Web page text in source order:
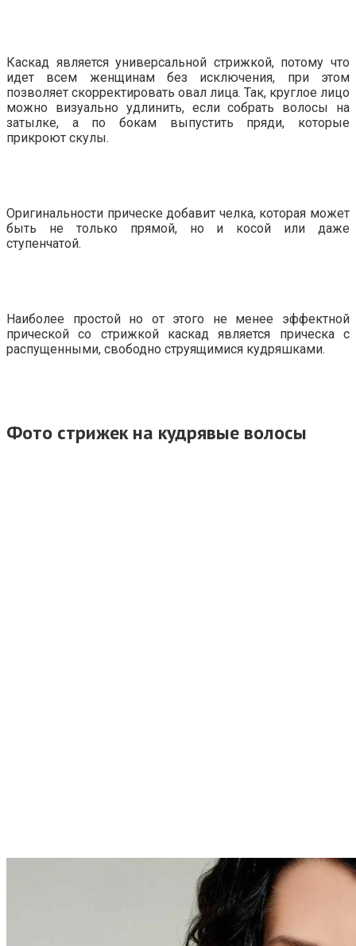
Каскад является универсальной стрижкой, потому что
идет всем женщинам без исключения, при этом
позволяет скорректировать овал лица. Так, круглое лицо
можно визуально удлинить, если собрать волосы на
затылке, а по бокам выпустить пряди, которые
прикроют скулы.
Оригинальности прическе добавит челка, которая может
быть не только прямой, но и косой или даже
ступенчатой.
Наиболее простой но от этого не менее эффектной
прической со стрижкой каскад является прическа с
распущенными, свободно струящимися кудряшками.
Фото стрижек на кудрявые волосы